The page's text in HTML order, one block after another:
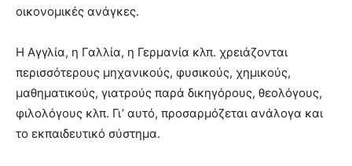
οικονομικές ανάγκες.
Η Αγγλία, η Γαλλία, η Γερμανία κλπ. χρειάζονται
περισσότερους μηχανικούς, φυσικούς, χημικούς,
μαθηματικούς, γιατρούς παρά δικηγόρους, θεολόγους,
φιλολόγους κλπ. Γι’ αυτό, προσαρμόζεται ανάλογα και
το εκπαιδευτικό σύστημα.